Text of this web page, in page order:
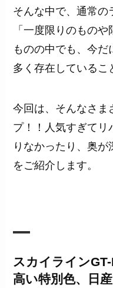
そんな中で、通常の
「一度限りのもの
ものの中でも、今
多く存在しているこ
今回は、そんなさま
プ！！人気すぎてリ
りなかったり、奥が
をご紹介します。
スカイライン
高い特別色、日